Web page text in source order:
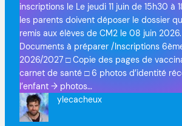
inscriptions le Le jeudi 11 juin de 15h30 à
les parents doivent déposer le dossier
remis aux élèves de CM2 le 08 juin 2026.
Documents à préparer /Inscriptions
2026/2027 □ Copie des pages de
carnet de santé □ 6 photos d’identité
l’enfant → photos…
ylecacheux